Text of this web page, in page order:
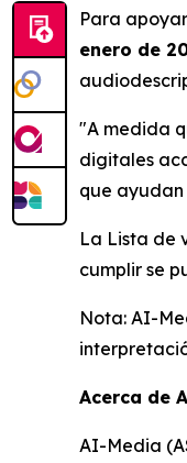
Para
enero de
"A medida
digitales
que ayudan
La Lista de
cumplir se
Nota: AI-
Acerca de
AI-Media